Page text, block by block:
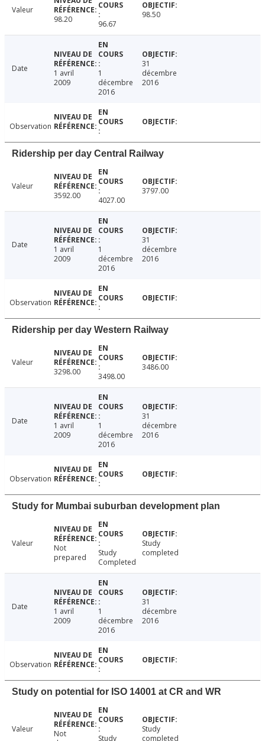
Valeur
98.20
96.67
98.50
Date
1 avril
2009
1
décembre
2016
31
décembre
2016
Observation
Ridership per day Central Railway
Valeur
3592.00
4027.00
3797.00
Date
1 avril
2009
1
décembre
2016
31
décembre
2016
Observation
Ridership per day Western Railway
Valeur
3298.00
3498.00
3486.00
Date
1 avril
2009
1
décembre
2016
31
décembre
2016
Observation
Study for Mumbai suburban development plan
Valeur
Not
prepared
Study
Completed
Study
completed
Date
1 avril
2009
1
décembre
2016
31
décembre
2016
Observation
Study on potential for ISO 14001 at CR and WR
Valeur
Not
Study
Study
completed